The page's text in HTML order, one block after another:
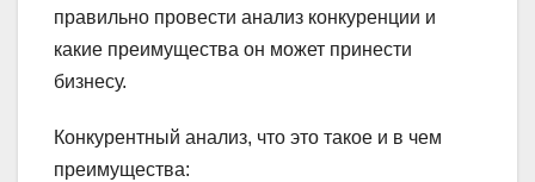
правильно провести анализ конкуренции и
какие преимущества он может принести
бизнесу.
Конкурентный анализ, что это такое и в чем
преимущества: